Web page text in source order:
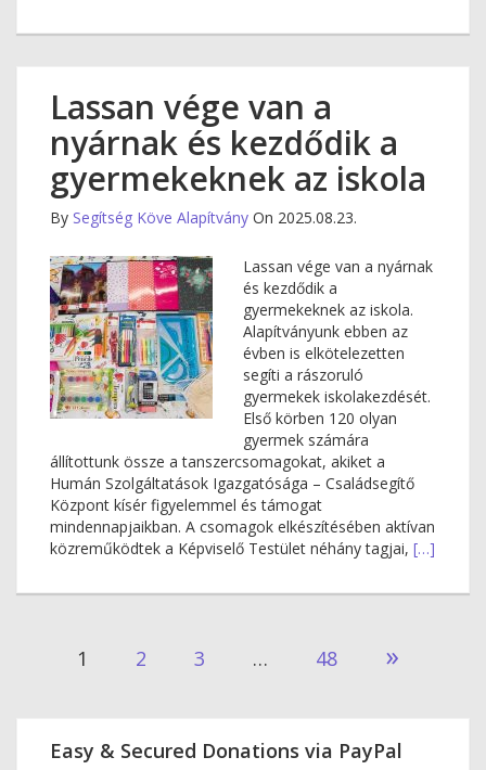
Lassan vége van a
nyárnak és kezdődik a
gyermekeknek az iskola
By Segítség Köve Alapítvány On 2025.08.23.
Lassan vége van a nyárnak
és kezdődik a
gyermekeknek az iskola.
Alapítványunk ebben az
évben is elkötelezetten
segíti a rászoruló
gyermekek iskolakezdését.
Első körben 120 olyan
gyermek számára
állítottunk össze a tanszercsomagokat, akiket a
Humán Szolgáltatások Igazgatósága – Családsegítő
Központ kísér figyelemmel és támogat
mindennapjaikban. A csomagok elkészítésében aktívan
közreműködtek a Képviselő Testület néhány tagjai, […]
Bejegyzések
1 2 3 … 48 »
Easy & Secured Donations via PayPal